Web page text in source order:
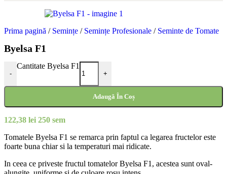
Prima pagină / Semințe / Semințe Profesionale / Seminte de Tomate
Byelsa F1
-
Cantitate Byelsa F1
+
Adaugă În Coș
122,38 lei 250 sem
Tomatele Byelsa F1 se remarca prin faptul ca legarea fructelor este
foarte buna chiar si la temperaturi mai ridicate.
In ceea ce priveste fructul tomatelor Byelsa F1, acestea sunt oval-